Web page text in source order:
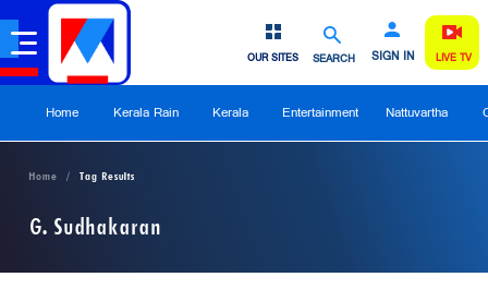
SEARCH SIGN IN
OUR SITES LIVE TV
Home Kerala Rain Kerala Entertainment Nattuvartha
Home Tag Results
G. Sudhakaran